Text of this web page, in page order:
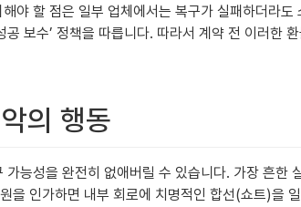
야 할 점은 일부 업체에서는 복구가 실패하더라도
공 보수’ 정책을 따릅니다. 따라서 계약 전 이러한
의 행동
능성을 완전히 없애버릴 수 있습니다. 가장 흔한
을 인가하면 내부 회로에 치명적인 합선(쇼트)을